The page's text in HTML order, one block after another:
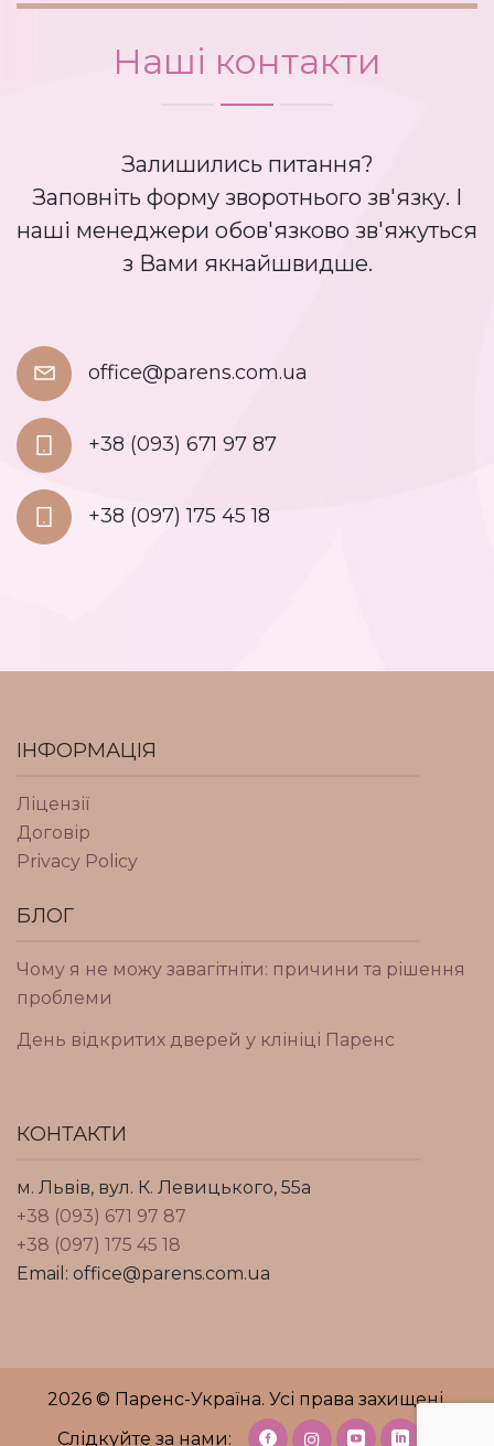
Наші контакти
Залишились питання?
Заповніть форму зворотнього зв'язку. І
наші менеджери обов'язково зв'яжуться
з Вами якнайшвидше.
office@parens.com.ua
+38 (093) 671 97 87
+38 (097) 175 45 18
ІНФОРМАЦІЯ
Ліцензії
Договір
Privacy Policy
БЛОГ
Чому я не можу завагітніти: причини та рішення
проблеми
День відкритих дверей у клініці Паренс
КОНТАКТИ
м. Львів, вул. К. Левицького, 55а
+38 (093) 671 97 87
+38 (097) 175 45 18
Email: office@parens.com.ua
2026 © Паренс-Україна. Усі права захищені.
Слідкуйте за нами: